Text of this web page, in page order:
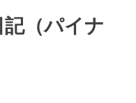
（パイナ